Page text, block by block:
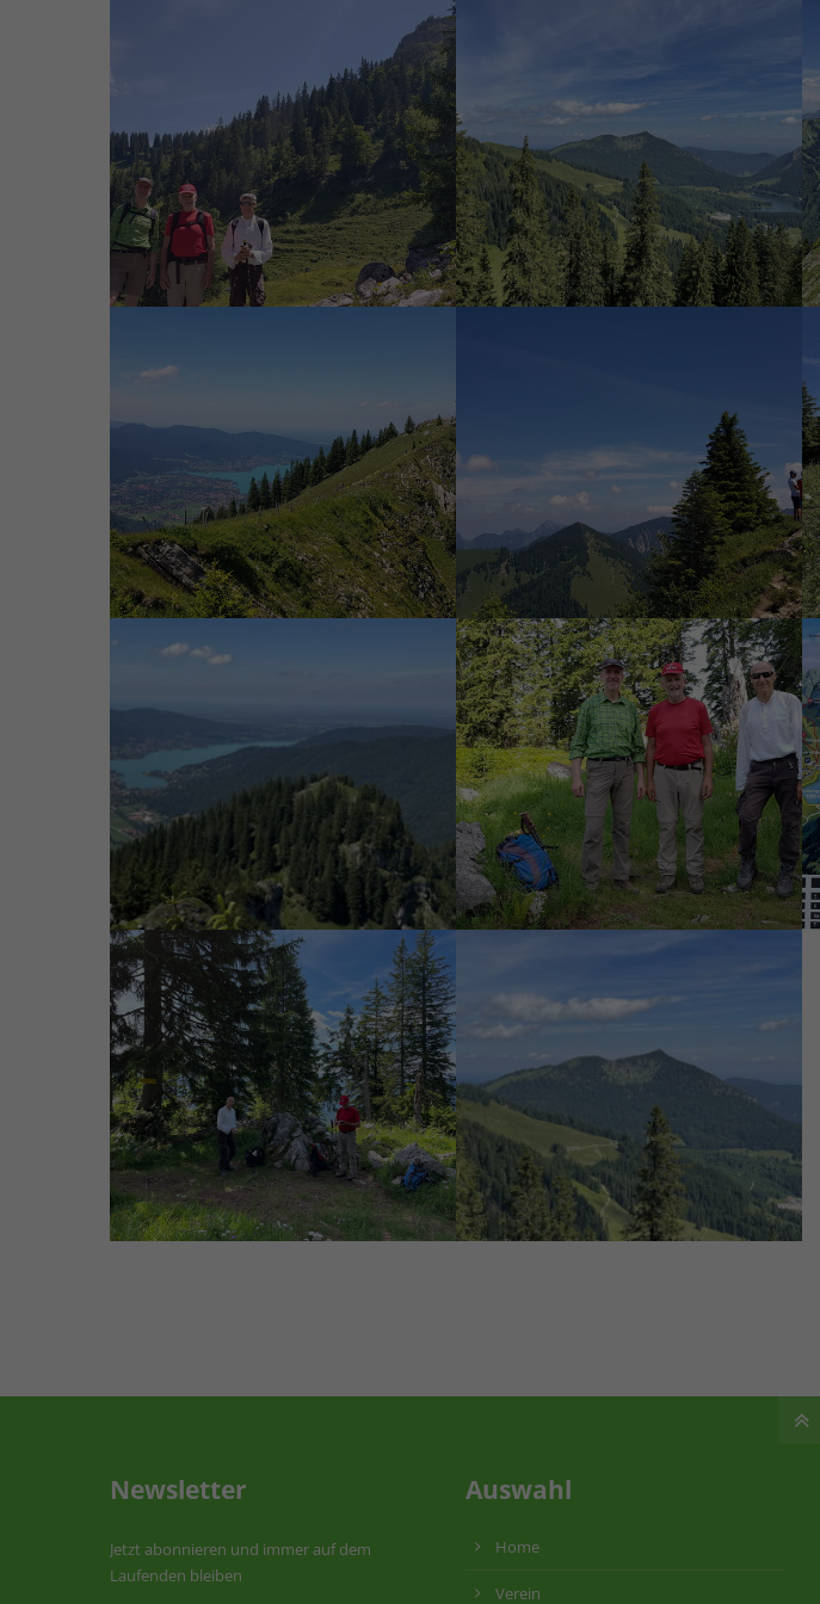
Newsletter
Jetzt abonnieren und immer auf dem
Laufenden bleiben
Auswahl
Home
Verein